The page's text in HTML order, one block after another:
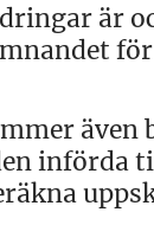
är
även
införda